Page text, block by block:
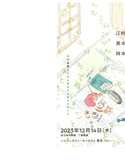
C.ベヒシュタ
グラン
C.ベヒシュタイン ア
W.ホフマン プロフェ
W.ホフマン トラディ
ホール・スタジオレンタル
ホール・スタジオ空き状況
動画収録サービス
ピアノのコンシェルジュ
セントラム東京のご案内(PDF)
お問い合わせ
アー
アフターサービス(調律)